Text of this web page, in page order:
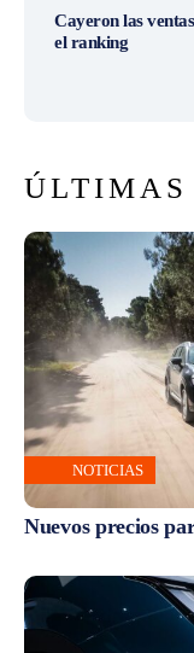
Cayeron las
el ranking
NOTICIAS
Nuevos precios